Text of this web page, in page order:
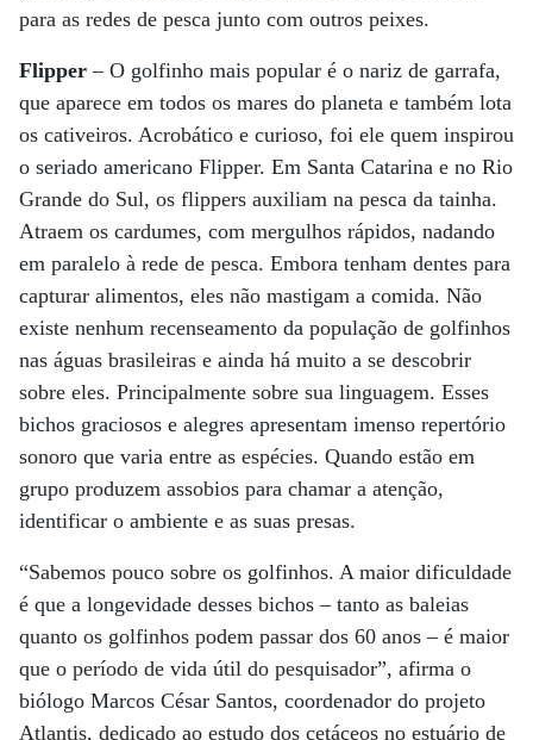
para as redes de pesca junto com outros peixes.
Flipper – O golfinho mais popular é o nariz de garrafa,
que aparece em todos os mares do planeta e também lota
os cativeiros. Acrobático e curioso, foi ele quem inspirou
o seriado americano Flipper. Em Santa Catarina e no Rio
Grande do Sul, os flippers auxiliam na pesca da tainha.
Atraem os cardumes, com mergulhos rápidos, nadando
em paralelo à rede de pesca. Embora tenham dentes para
capturar alimentos, eles não mastigam a comida. Não
existe nenhum recenseamento da população de golfinhos
nas águas brasileiras e ainda há muito a se descobrir
sobre eles. Principalmente sobre sua linguagem. Esses
bichos graciosos e alegres apresentam imenso repertório
sonoro que varia entre as espécies. Quando estão em
grupo produzem assobios para chamar a atenção,
identificar o ambiente e as suas presas.
“Sabemos pouco sobre os golfinhos. A maior dificuldade
é que a longevidade desses bichos – tanto as baleias
quanto os golfinhos podem passar dos 60 anos – é maior
que o período de vida útil do pesquisador”, afirma o
biólogo Marcos César Santos, coordenador do projeto
Atlantis, dedicado ao estudo dos cetáceos no estuário de